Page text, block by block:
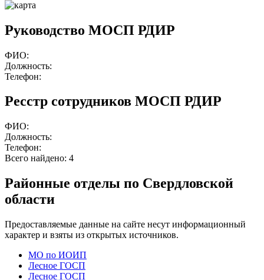
Руководство МОСП РДИР
ФИО:
Должность:
Телефон:
Ресстр сотрудников МОСП РДИР
ФИО:
Должность:
Телефон:
Всего найдено: 4
Районные отделы по Свердловской
области
Предоставляемые данные на сайте несут информационный
характер и взяты из открытых источников.
МО по ИОИП
Лесное ГОСП
Лесное ГОСП